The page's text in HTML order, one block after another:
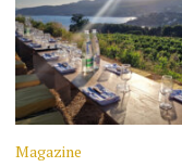
Magazine